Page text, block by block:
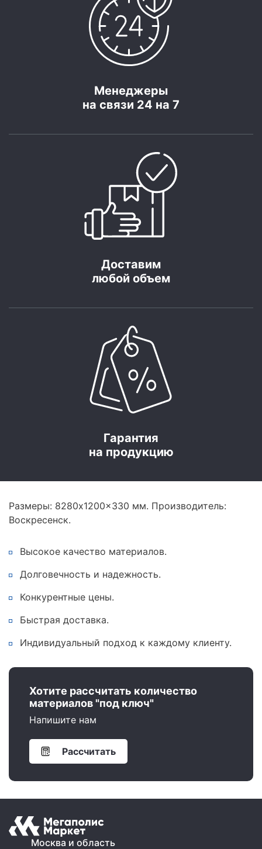
Менеджеры
на связи 24 на 7
Доставим
любой объем
Гарантия
на продукцию
Размеры: 8280x1200x330 мм. Производитель:
Воскресенск.
Высокое качество материалов.
Долговечность и надежность.
Конкурентные цены.
Быстрая доставка.
Индивидуальный подход к каждому клиенту.
Хотите рассчитать количество
материалов "под ключ"
Напишите нам
Рассчитать
Москва и область